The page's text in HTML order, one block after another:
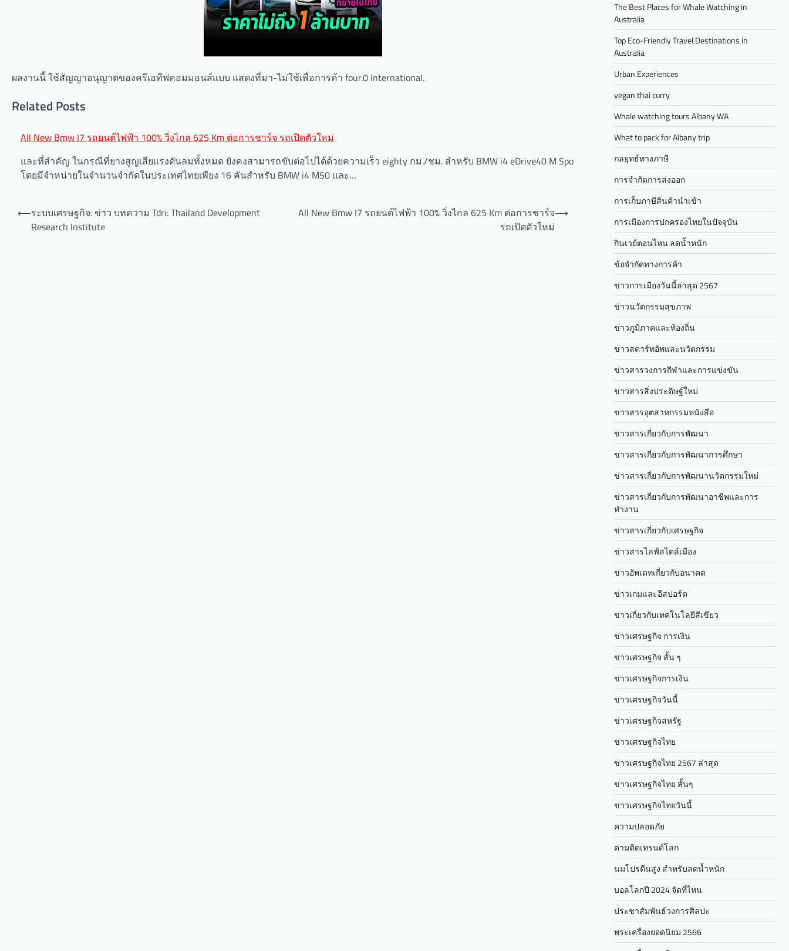
ผลงานนี้ ใช้สัญญาอนุญาตของครีเอทีฟคอมมอนส์แบบ แสดงที่มา-ไม่ใช้เพื่อการค้า four.0 International.
Related Posts
All New Bmw I7 รถยนต์ไฟฟ้า 100% วิ่งไกล 625 Km ต่อการชาร์จ รถเปิดตัวใหม่
และที่สำคัญ ในกรณีที่ยางสูญเสียแรงดันลมทั้งหมด ยังคงสามารถขับต่อไปได้ด้วยความเร็ว eighty กม./ชม. สำหรับ BMW i4 eDrive40 M Sport
โดยมีจำหน่ายในจำนวนจำกัดในประเทศไทยเพียง 16 คันสำหรับ BMW i4 M50 และ…
Post
navigation
⟵ระบบเศรษฐกิจ: ข่าว บทความ Tdri: Thailand Development
Research Institute
All New Bmw I7 รถยนต์ไฟฟ้า 100% วิ่งไกล 625 Km ต่อการชาร์จ
รถเปิดตัวใหม่
⟶
The Best Places for Whale Watching in
Australia
Top Eco-Friendly Travel Destinations in
Australia
Urban Experiences
vegan thai curry
Whale watching tours Albany WA
What to pack for Albany trip
กลยุทธ์ทางภาษี
การจำกัดการส่งออก
การเก็บภาษีสินค้านำเข้า
การเมืองการปกครองไทยในปัจจุบัน
กินเวย์ตอนไหน ลดน้ำหนัก
ข้อจำกัดทางการค้า
ข่าวการเมืองวันนี้ล่าสุด 2567
ข่าวนวัตกรรมสุขภาพ
ข่าวภูมิภาคและท้องถิ่น
ข่าวสตาร์ทอัพและนวัตกรรม
ข่าวสารวงการกีฬาและการแข่งขัน
ข่าวสารสิ่งประดิษฐ์ใหม่
ข่าวสารอุตสาหกรรมหนังสือ
ข่าวสารเกี่ยวกับการพัฒนา
ข่าวสารเกี่ยวกับการพัฒนาการศึกษา
ข่าวสารเกี่ยวกับการพัฒนานวัตกรรมใหม่
ข่าวสารเกี่ยวกับการพัฒนาอาชีพและการ
ทำงาน
ข่าวสารเกี่ยวกับเศรษฐกิจ
ข่าวสารไลฟ์สไตล์เมือง
ข่าวอัพเดทเกี่ยวกับอนาคต
ข่าวเกมและอีสปอร์ต
ข่าวเกี่ยวกับเทคโนโลยีสีเขียว
ข่าวเศรษฐกิจ การเงิน
ข่าวเศรษฐกิจ สั้น ๆ
ข่าวเศรษฐกิจการเงิน
ข่าวเศรษฐกิจวันนี้
ข่าวเศรษฐกิจสหรัฐ
ข่าวเศรษฐกิจไทย
ข่าวเศรษฐกิจไทย 2567 ล่าสุด
ข่าวเศรษฐกิจไทย สั้นๆ
ข่าวเศรษฐกิจไทยวันนี้
ความปลอดภัย
ตามติดเทรนด์โลก
นมโปรตีนสูง สำหรับลดน้ำหนัก
บอลโลกปี 2024 จัดที่ไหน
ประชาสัมพันธ์วงการศิลปะ
พระเครื่องยอดนิยม 2566